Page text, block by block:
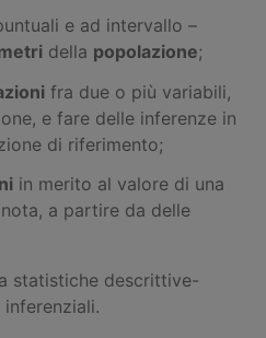
e ad intervallo –
della popolazione;
fra due o più variabili,
e fare delle inferenze in
di riferimento;
in merito al valore di una
a partire da delle
statistiche descrittive-